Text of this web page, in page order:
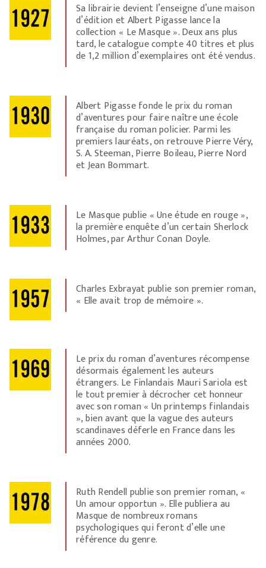
Sa librairie devient l’enseigne d’une maison
d’édition et Albert Pigasse lance la
collection « Le Masque ». Deux ans plus
tard, le catalogue compte 40 titres et plus
de 1,2 million d’exemplaires ont été vendus.
Albert Pigasse fonde le prix du roman
d’aventures pour faire naître une école
française du roman policier. Parmi les
premiers lauréats, on retrouve Pierre Véry,
S. A. Steeman, Pierre Boileau, Pierre Nord
et Jean Bommart.
Le Masque publie « Une étude en rouge »,
la première enquête d’un certain Sherlock
Holmes, par Arthur Conan Doyle.
Charles Exbrayat publie son premier roman,
« Elle avait trop de mémoire ».
Le prix du roman d’aventures récompense
désormais également les auteurs
étrangers. Le Finlandais Mauri Sariola est
le tout premier à décrocher cet honneur
avec son roman « Un printemps finlandais
», bien avant que la vague des auteurs
scandinaves déferle en France dans les
années 2000.
Ruth Rendell publie son premier roman, «
Un amour opportun ». Elle publiera au
Masque de nombreux romans
psychologiques qui feront d’elle une
référence du genre.